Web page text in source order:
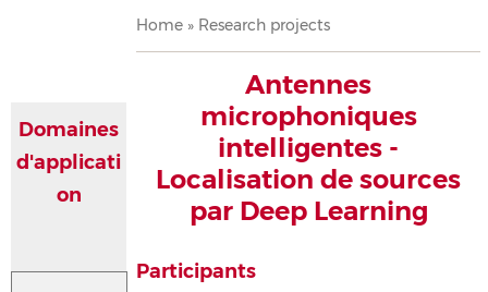
Breadcrumb
Home Research projects
Antennes
microphoniques
intelligentes -
Localisation de sources
par Deep Learning
Participants
Domaines
d'applicati
on